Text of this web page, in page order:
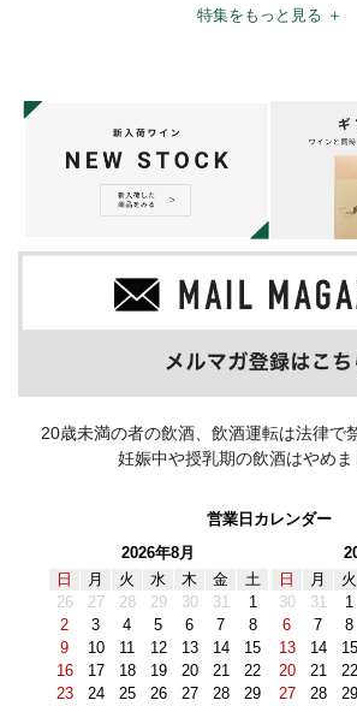
特集をもっと見る ＋
20歳未満の者の飲酒、飲酒運転は法律で
妊娠中や授乳期の飲酒はやめま
営業日カレンダー
2026年8月
日
月 火 水 木 金
土
26
27 28 29 30 31
1
2
3 4 5 6 7
8
9
10 11 12 13 14
15
16
17 18 19 20 21
22
23
24 25 26 27 28 29
日
月 火
30
31 1
6
7 8
13
14 15
20
21 22
27
28 29